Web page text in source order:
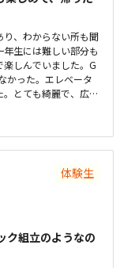
じます。子どもも、
る所が好きだと申し
レッスンの枠が広が
が残ります。特にご
、わからない所も聞
生には難しい部分も
しんでいました。G
かった。エレベータ
とても綺麗で、広々
麗でした。プログラ
。他の習い事もして
う印象が少なかっ
体験生
ク組立のようなの